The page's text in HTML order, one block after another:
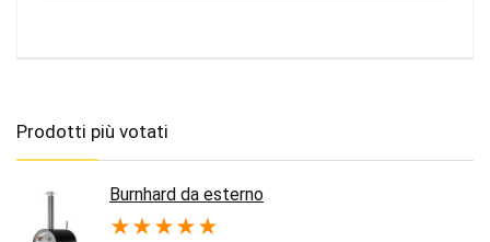
Prodotti più votati
Burnhard da esterno
★★★★★